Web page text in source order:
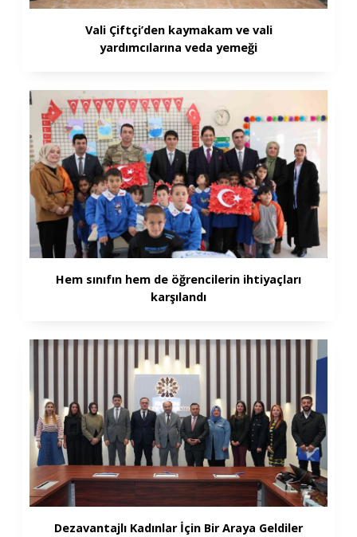
Vali Çiftçi’den kaymakam ve vali
yardımcılarına veda yemeği
Hem sınıfın hem de öğrencilerin ihtiyaçları
karşılandı
Dezavantajlı Kadınlar İçin Bir Araya Geldiler